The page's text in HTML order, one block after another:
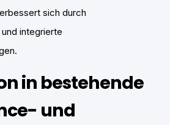
sich durch
integrierte
in bestehende
und